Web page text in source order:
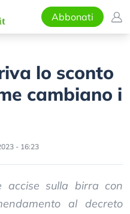
Abbonati
lo sconto
cambiano i
- 16:23
accise sulla birra con
al decreto